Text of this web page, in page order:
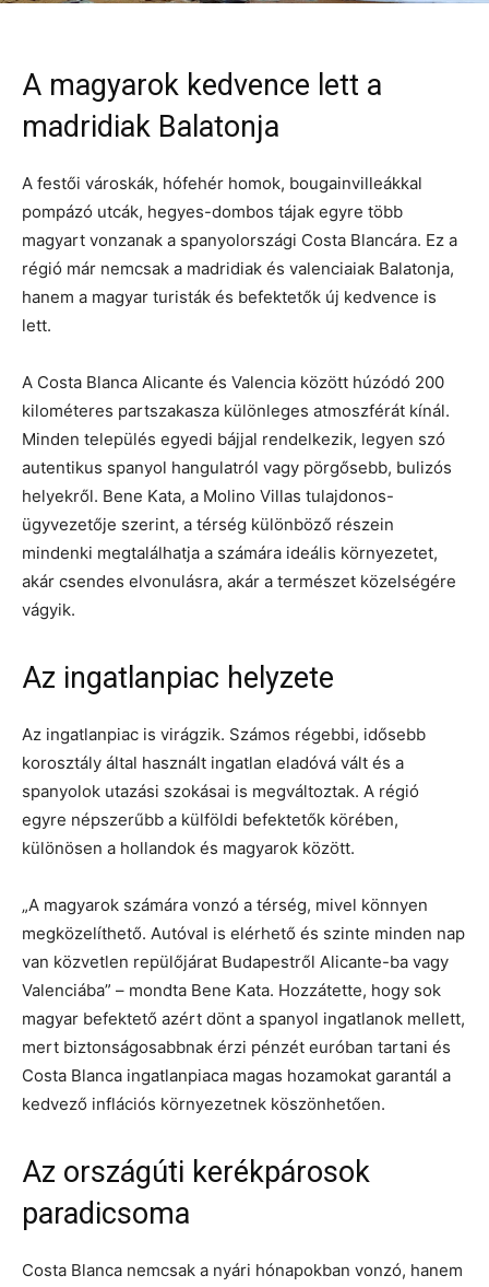
A magyarok kedvence lett a
madridiak Balatonja
A festői városkák, hófehér homok, bougainvilleákkal
pompázó utcák, hegyes-dombos tájak egyre több
magyart vonzanak a spanyolországi Costa Blancára. Ez a
régió már nemcsak a madridiak és valenciaiak Balatonja,
hanem a magyar turisták és befektetők új kedvence is
lett.
A Costa Blanca Alicante és Valencia között húzódó 200
kilométeres partszakasza különleges atmoszférát kínál.
Minden település egyedi bájjal rendelkezik, legyen szó
autentikus spanyol hangulatról vagy pörgősebb, bulizós
helyekről. Bene Kata, a Molino Villas tulajdonos-
ügyvezetője szerint, a térség különböző részein
mindenki megtalálhatja a számára ideális környezetet,
akár csendes elvonulásra, akár a természet közelségére
vágyik.
Az ingatlanpiac helyzete
Az ingatlanpiac is virágzik. Számos régebbi, idősebb
korosztály által használt ingatlan eladóvá vált és a
spanyolok utazási szokásai is megváltoztak. A régió
egyre népszerűbb a külföldi befektetők körében,
különösen a hollandok és magyarok között.
„A magyarok számára vonzó a térség, mivel könnyen
megközelíthető. Autóval is elérhető és szinte minden nap
van közvetlen repülőjárat Budapestről Alicante-ba vagy
Valenciába” – mondta Bene Kata. Hozzátette, hogy sok
magyar befektető azért dönt a spanyol ingatlanok mellett,
mert biztonságosabbnak érzi pénzét euróban tartani és
Costa Blanca ingatlanpiaca magas hozamokat garantál a
kedvező inflációs környezetnek köszönhetően.
Az országúti kerékpárosok
paradicsoma
Costa Blanca nemcsak a nyári hónapokban vonzó, hanem